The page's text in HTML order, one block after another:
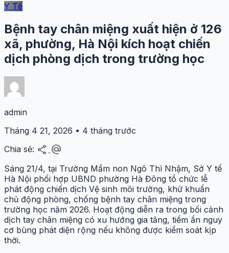
Y Tế
Bệnh tay chân miệng xuất hiện ở 126
xã, phường, Hà Nội kích hoạt chiến
dịch phòng dịch trong trường học
admin
Tháng 4 21, 2026 • 4 tháng trước
Chia sẻ: share alternate_email
Sáng 21/4, tại Trường Mầm non Ngô Thì Nhậm, Sở Y tế
Hà Nội phối hợp UBND phường Hà Đông tổ chức lễ
phát động chiến dịch Vệ sinh môi trường, khử khuẩn
chủ động phòng, chống bệnh tay chân miệng trong
trường học năm 2026. Hoạt động diễn ra trong bối cảnh
dịch tay chân miệng có xu hướng gia tăng, tiềm ẩn nguy
cơ bùng phát diện rộng nếu không được kiểm soát kịp
thời.